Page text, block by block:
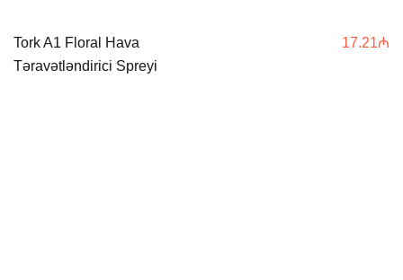
Tork A1 Floral Hava
Təravətləndirici Spreyi
17.21₼